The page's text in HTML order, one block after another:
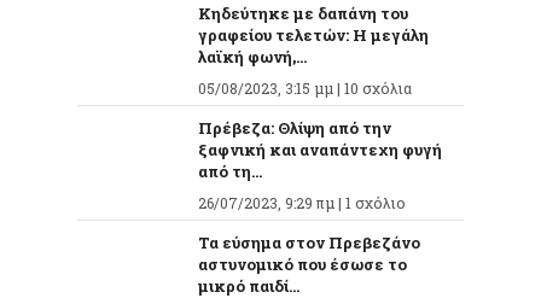
Κηδεύτηκε με δαπάνη του
γραφείου τελετών: Η μεγάλη
λαϊκή φωνή,...
05/08/2023, 3:15 μμ | 10 σχόλια
Πρέβεζα: Θλίψη από την
ξαφνική και αναπάντεχη φυγή
από τη...
26/07/2023, 9:29 πμ | 1 σχόλιο
Τα εύσημα στον Πρεβεζάνο
αστυνομικό που έσωσε το
μικρό παιδί...